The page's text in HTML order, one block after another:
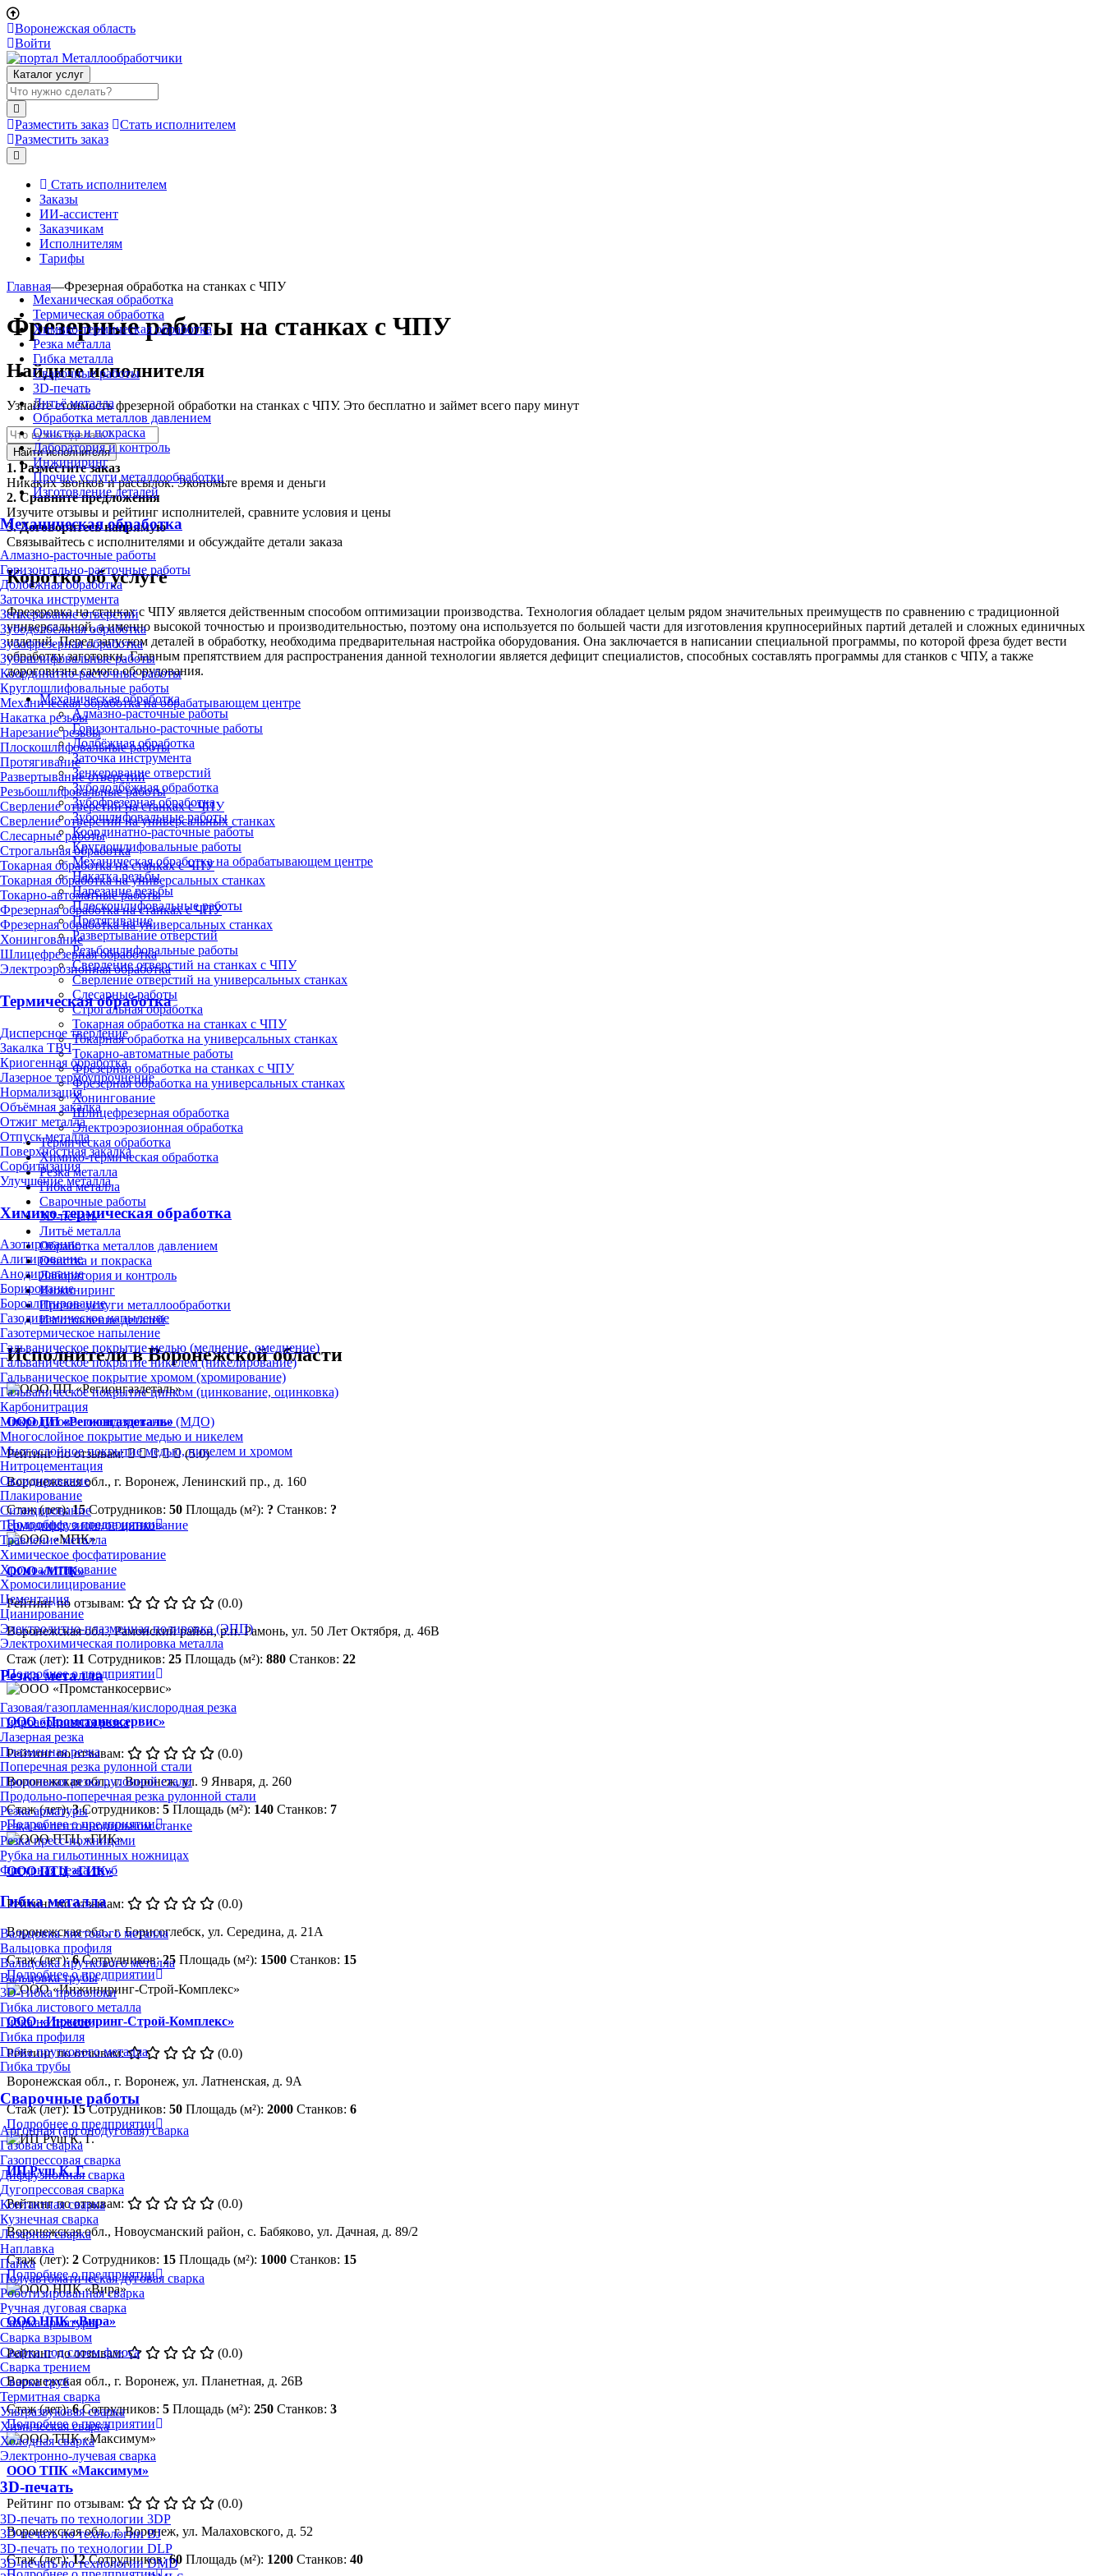
Воронежская область
Войти
Каталог услуг
Разместить заказ
Стать исполнителем
Разместить заказ
Стать исполнителем
Заказы
ИИ-ассистент
Заказчикам
Исполнителям
Тарифы
Механическая обработка
Термическая обработка
Химико-термическая обработка
Резка металла
Гибка металла
Сварочные работы
3D-печать
Литьё металла
Обработка металлов давлением
Очистка и покраска
Лаборатория и контроль
Инжиниринг
Прочие услуги металлообработки
Изготовление деталей
Механическая обработка
Алмазно-расточные работы
Горизонтально-расточные работы
Долбёжная обработка
Заточка инструмента
Зенкерование отверстий
Зубодолбёжная обработка
Зубофрезерная обработка
Зубошлифовальные работы
Координатно-расточные работы
Круглошлифовальные работы
Механическая обработка на обрабатывающем центре
Накатка резьбы
Нарезание резьбы
Плоскошлифовальные работы
Протягивание
Развертывание отверстий
Резьбошлифовальные работы
Сверление отверстий на станках с ЧПУ
Сверление отверстий на универсальных станках
Слесарные работы
Строгальная обработка
Токарная обработка на станках с ЧПУ
Токарная обработка на универсальных станках
Токарно-автоматные работы
Фрезерная обработка на станках с ЧПУ
Фрезерная обработка на универсальных станках
Хонингование
Шлицефрезерная обработка
Электроэрозионная обработка
Термическая обработка
Дисперсное твердение
Закалка ТВЧ
Криогенная обработка
Лазерное термоупрочнение
Нормализация
Объёмная закалка
Отжиг металла
Отпуск металла
Поверхностная закалка
Сорбитизация
Улучшение металла
Химико-термическая обработка
Азотирование
Алитирование
Анодирование
Борирование
Бороалитирование
Газодинамическое напыление
Газотермическое напыление
Гальваническое покрытие медью (меднение, омеднение)
Гальваническое покрытие никелем (никелирование)
Гальваническое покрытие хромом (хромирование)
Гальваническое покрытие цинком (цинкование, оцинковка)
Карбонитрация
Микродуговое оксидирование (МДО)
Многослойное покрытие медью и никелем
Многослойное покрытие медью, никелем и хромом
Нитроцементация
Оксидирование
Плакирование
Силицирование
Термодиффузионное цинкование
Травление металла
Химическое фосфатирование
Хромоалитирование
Хромосилицирование
Цементация
Цианирование
Электролитно-плазменная полировка (ЭПП)
Электрохимическая полировка металла
Резка металла
Газовая/газопламенная/кислородная резка
Гидроабразивная резка
Лазерная резка
Плазменная резка
Поперечная резка рулонной стали
Продольная резка рулонной стали
Продольно-поперечная резка рулонной стали
Резка арматуры
Резка на ленточнопильном станке
Резка пресс-ножницами
Рубка на гильотинных ножницах
Фигурная резка труб
Гибка металла
Вальцовка листового металла
Вальцовка профиля
Вальцовка пруткового металла
Вальцовка трубы
3D-гибка проволоки
Гибка листового металла
Гибка на прессе
Гибка профиля
Гибка пруткового металла
Гибка трубы
Сварочные работы
Аргонная (аргонодуговая) сварка
Газовая сварка
Газопрессовая сварка
Диффузионная сварка
Дугопрессовая сварка
Контактная сварка
Кузнечная сварка
Лазерная сварка
Наплавка
Пайка
Полуавтоматическая дуговая сварка
Роботизированная сварка
Ручная дуговая сварка
Сварка арматуры
Сварка взрывом
Сварка под слоем флюса
Сварка трением
Сварка труб
Термитная сварка
Ультразвуковая сварка
Химическая сварка
Холодная сварка
Электронно-лучевая сварка
3D-печать
3D-печать по технологии 3DP
3D-печать по технологии BJ
3D-печать по технологии DLP
3D-печать по технологии DMD
Главная—Фрезерная обработка на станках с ЧПУ
Фрезерные работы на станках с ЧПУ
Найдите исполнителя
Узнайте стоимость фрезерной обработки на станках с ЧПУ. Это бесплатно и займет всего пару минут
Найти исполнителя
1. Разместите заказ
Никаких звонков и рассылок. Экономьте время и деньги
2. Сравните предложения
Изучите отзывы и рейтинг исполнителей, сравните условия и цены
3.Договоритесь напрямую
Связывайтесь с исполнителями и обсуждайте детали заказа
Коротко об услуге
Фрезеровка на станках с ЧПУ является действенным способом оптимизации производства. Технология обладает целым рядом значительных преимуществ по сравнению с традиционной
универсальной, а именно высокой точностью и производительностью, поэтому она используется по большей части для изготовления крупносерийных партий деталей и сложных единичных
изделий. Перед запуском деталей в обработку, необходима предварительная настройка оборудования. Она заключается в написании специальной программы, по которой фреза будет вести
обработку заготовки. Главным препятствием для распространения данной технологии является дефицит специалистов, способных составлять программы для станков с ЧПУ, а также
дороговизна самого оборудования.
Механическая обработка
Алмазно-расточные работы
Горизонтально-расточные работы
Долбёжная обработка
Заточка инструмента
Зенкерование отверстий
Зубодолбёжная обработка
Зубофрезерная обработка
Зубошлифовальные работы
Координатно-расточные работы
Круглошлифовальные работы
Механическая обработка на обрабатывающем центре
Накатка резьбы
Нарезание резьбы
Плоскошлифовальные работы
Протягивание
Развертывание отверстий
Резьбошлифовальные работы
Сверление отверстий на станках с ЧПУ
Сверление отверстий на универсальных станках
Слесарные работы
Строгальная обработка
Токарная обработка на станках с ЧПУ
Токарная обработка на универсальных станках
Токарно-автоматные работы
Фрезерная обработка на станках с ЧПУ
Фрезерная обработка на универсальных станках
Хонингование
Шлицефрезерная обработка
Электроэрозионная обработка
Термическая обработка
Химико-термическая обработка
Резка металла
Гибка металла
Сварочные работы
3D-печать
Литьё металла
Обработка металлов давлением
Очистка и покраска
Лаборатория и контроль
Инжиниринг
Прочие услуги металлообработки
Изготовление деталей
Исполнители в Воронежской области
ООО ПП «Регионгаздеталь»
Рейтинг по отзывам:
(5.0)
Воронежская обл., г. Воронеж, Ленинский пр., д. 160
Стаж (лет):15 Сотрудников: 50 Площадь (м²): ? Станков: ?
Подробнее о предприятии
ООО «МПК»
Рейтинг по отзывам:
(0.0)
Воронежская обл., Рамонский район, р.п. Рамонь, ул. 50 Лет Октября, д. 46В
Стаж (лет): 11 Сотрудников: 25 Площадь (м²): 880 Станков: 22
Подробнее о предприятии
ООО «Промстанкосервис»
Рейтинг по отзывам:
(0.0)
Воронежская обл., г. Воронеж, ул. 9 Января, д. 260
Стаж (лет):3 Сотрудников: 5 Площадь (м²): 140 Станков: 7
Подробнее о предприятии
ООО ПТЦ «ГИК»
Рейтинг по отзывам:
(0.0)
Воронежская обл., г. Борисоглебск, ул. Середина, д. 21А
Стаж (лет):6 Сотрудников:25 Площадь (м²): 1500 Станков: 15
Подробнее о предприятии
ООО «Инжиниринг-Строй-Комплекс»
Рейтинг по отзывам:
(0.0)
Воронежская обл., г. Воронеж, ул. Латненская, д. 9А
Стаж (лет):15 Сотрудников: 50 Площадь (м²): 2000 Станков: 6
Подробнее о предприятии
ИП Руш К. Г.
Рейтинг по отзывам:
(0.0)
Воронежская обл., Новоусманский район, с. Бабяково, ул. Дачная, д. 89/2
Стаж (лет): 2 Сотрудников: 15 Площадь (м²): 1000 Станков: 15
Подробнее о предприятии
ООО НПК «Вира»
Рейтинг по отзывам:
(0.0)
Воронежская обл., г. Воронеж, ул. Планетная, д. 26В
Стаж (лет):6 Сотрудников: 5 Площадь (м²): 250 Станков: 3
Подробнее о предприятии
ООО ТПК «Максимум»
Рейтинг по отзывам:
(0.0)
Воронежская обл., г. Воронеж, ул. Малаховского, д. 52
Стаж (лет):12 Сотрудников:60 Площадь (м²): 1200 Станков: 40